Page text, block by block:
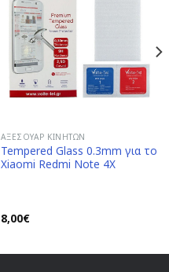
ΑΞΕΣΟΥΆΡ ΚΙΝΗΤΏΝ
Tempered Glass 0.3mm για το
Xiaomi Redmi Note 4Χ
8,00€